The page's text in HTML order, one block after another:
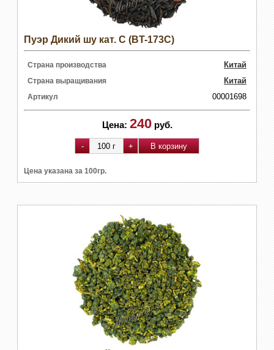
Пуэр Дикий шу кат. С (BT-173C)
Страна производства Китай
Страна выращивания Китай
Артикул 00001698
Цена: 240 руб.
Цена указана за 100гр.